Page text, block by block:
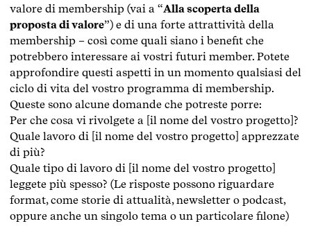
valore di membership (vai a “Alla scoperta della
proposta di valore”) e di una forte attrattività della
membership – così come quali siano i benefit che
potrebbero interessare ai vostri futuri member. Potete
approfondire questi aspetti in un momento qualsiasi del
ciclo di vita del vostro programma di membership.
Queste sono alcune domande che potreste porre:
Per che cosa vi rivolgete a [il nome del vostro progetto]?
Quale lavoro di [il nome del vostro progetto] apprezzate
di più?
Quale tipo di lavoro di [il nome del vostro progetto]
leggete più spesso? (Le risposte possono riguardare
format, come storie di attualità, newsletter o podcast,
oppure anche un singolo tema o un particolare filone)